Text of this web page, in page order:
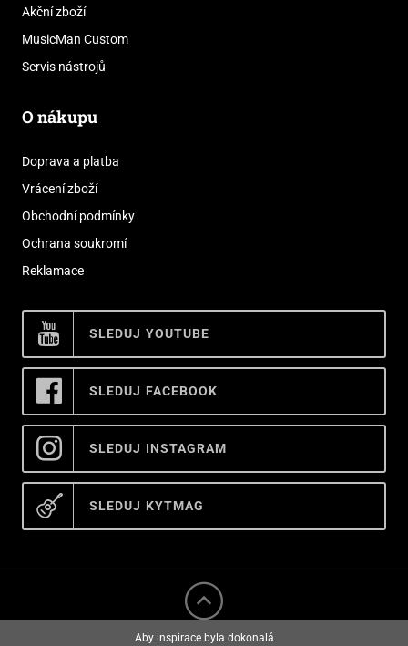
Akční zboží
MusicMan Custom
Servis nástrojů
O nákupu
Doprava a platba
Vrácení zboží
Obchodní podmínky
Ochrana soukromí
Reklamace
SLEDUJ YOUTUBE
SLEDUJ FACEBOOK
SLEDUJ INSTAGRAM
SLEDUJ KYTMAG
Aby inspirace byla dokonalá